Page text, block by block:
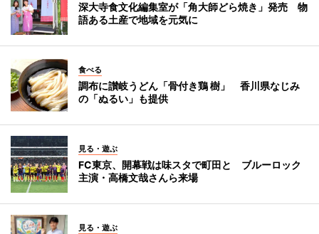
深大寺食文化編集室が「角大師どら焼き」発売 物
語ある土産で地域を元気に
食べる
調布に讃岐うどん「骨付き鶏 樹」 香川県なじみ
の「ぬるい」も提供
見る・遊ぶ
FC東京、開幕戦は味スタで町田と ブルーロック
主演・高橋文哉さんら来場
見る・遊ぶ